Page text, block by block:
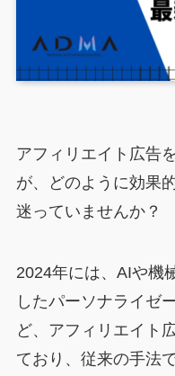
アフィリエイト広告
が、どのように効果
迷っていませんか？
2024年には、AIや機
したパーソナライゼ
ど、アフィリエイト
ており、従来の手法